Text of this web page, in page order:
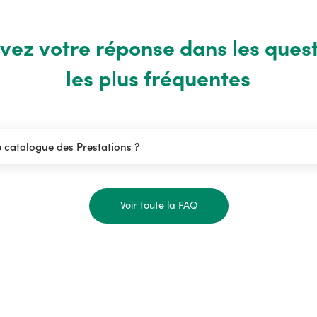
votre réponse dans les
les plus fréquentes
des Prestations ?
Voir toute la FAQ